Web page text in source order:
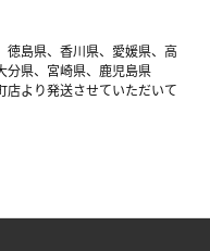
徳島県、香川県、愛媛県、高
分県、宮崎県、鹿児島県
より発送させていただいて